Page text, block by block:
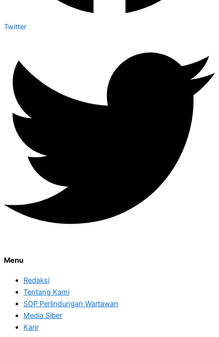
Twitter
Menu
Redaksi
Tentang Kami
SOP Perlindungan Wartawan
Media Siber
Karir